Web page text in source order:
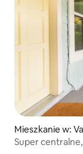
Mieszkanie w:
Super